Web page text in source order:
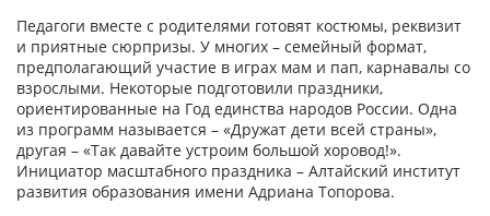
Педагоги вместе с родителями готовят костюмы, реквизит
и приятные сюрпризы. У многих – семейный формат,
предполагающий участие в играх мам и пап, карнавалы со
взрослыми. Некоторые подготовили праздники,
ориентированные на Год единства народов России. Одна
из программ называется – «Дружат дети всей страны»,
другая – «Так давайте устроим большой хоровод!».
Инициатор масштабного праздника – Алтайский институт
развития образования имени Адриана Топорова.